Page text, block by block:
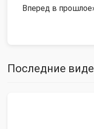
Вперед в
Последние